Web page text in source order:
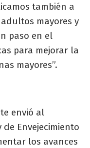
también a
mayores y
paso en el
para mejorar la
mayores”.
envió al
de Envejecimiento
los avances